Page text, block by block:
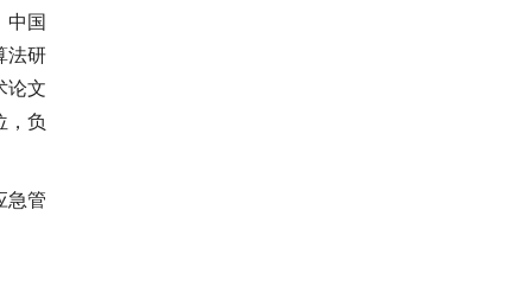
中国
法研
论文
，负
急管